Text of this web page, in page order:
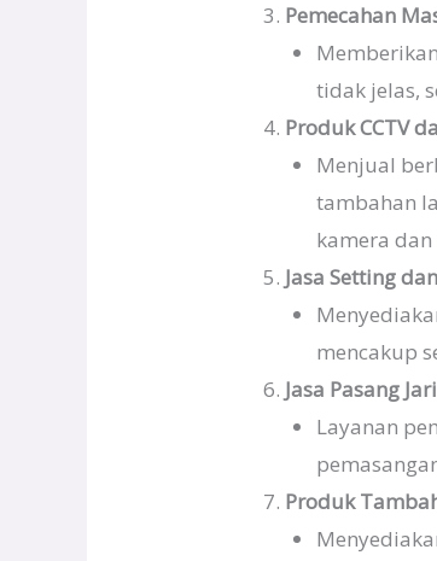
Pemecahan
tidak jelas,
Produk CCTV
Menjual
tambahan
kamera dan
Jasa Setting
mencakup
Jasa Pasang
Layanan
Produk